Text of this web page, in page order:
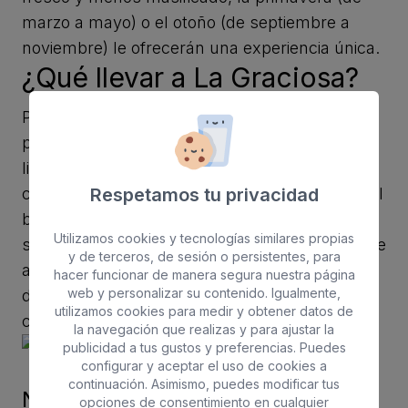
marzo a mayo) o el otoño (de septiembre a
noviembre) le ofrecerán una experiencia única.
¿Qué llevar a La Graciosa?
Para aprovechar al máximo su viaje a esta isla
paradisíaca, le recomendamos que traiga ropa
ligera y cómoda, ideal para disfrutar del clima
cálido y las actividades al aire libre. No olvide el
bañador, la crema solar, las gafas de sol y un
sombrero para protegerse del sol radiante. Si le
apetece hacer senderismo u otras actividades
deportivas, ropa deportiva y calzado cómodo
completarán su atuendo perfecto.
No te pierdas en La Graciosa
Respetamos tu privacidad
Utilizamos cookies y tecnologías similares propias
y de terceros, de sesión o persistentes, para
hacer funcionar de manera segura nuestra página
web y personalizar su contenido. Igualmente,
utilizamos cookies para medir y obtener datos de
la navegación que realizas y para ajustar la
publicidad a tus gustos y preferencias. Puedes
configurar y aceptar el uso de cookies a
continuación. Asimismo, puedes modificar tus
opciones de consentimiento en cualquier